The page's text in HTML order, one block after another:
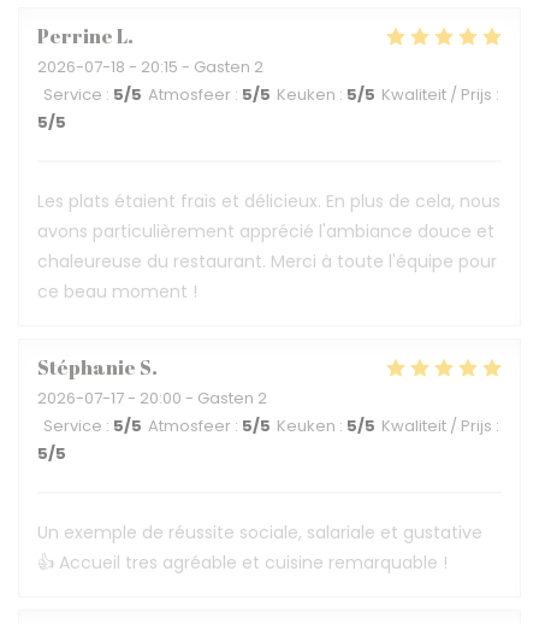
PerrineL
2026-07-18 - 20:15 - Gasten 2
Service : 5/5 Atmosfeer : 5/5 Keuken : 5/5 Kwaliteit / Prijs :
5/5
Les plats étaient frais et délicieux. En plus de cela, nous
avons particulièrement apprécié l'ambiance douce et
chaleureuse du restaurant. Merci à toute l'équipe pour
ce beau moment !
Stéphanie S
2026-07-17 - 20:00 - Gasten 2
Service : 5/5 Atmosfeer : 5/5 Keuken : 5/5 Kwaliteit / Prijs :
5/5
Un exemple de réussite sociale, salariale et gustative
👍 Accueil tres agréable et cuisine remarquable !